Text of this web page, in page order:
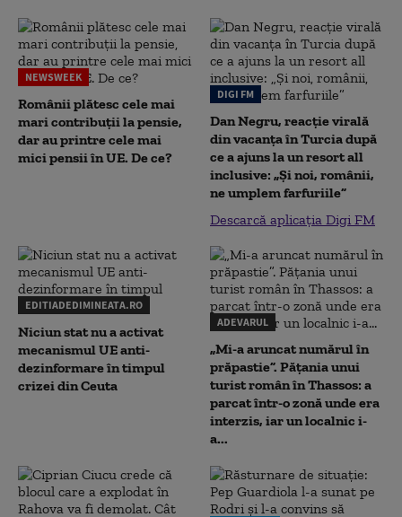
NEWSWEEK
Românii plătesc cele mai
mari contribuții la pensie,
dar au printre cele mai
mici pensii în UE. De ce?
DIGI FM
Dan Negru, reacție virală
din vacanța în Turcia după
ce a ajuns la un resort all
inclusive: „Și noi, românii,
ne umplem farfuriile”
Descarcă aplicația Digi FM
EDITIADEDIMINEATA.RO
Niciun stat nu a activat
mecanismul UE anti-
dezinformare în timpul
crizei din Ceuta
ADEVARUL
„Mi-a aruncat numărul în
prăpastie”. Pățania unui
turist român în Thassos: a
parcat într-o zonă unde era
interzis, iar un localnic i-
a...